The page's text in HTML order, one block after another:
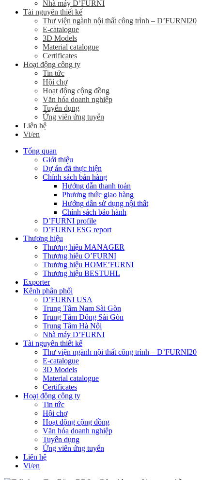
Nhà máy D’FURNI
Tài nguyên thiết kế
Thư viện ngành nội thất công trình – D’FURNI20
E-catalogue
3D Models
Material catalogue
Certificates
Hoạt động công ty
Tin tức
Hội chợ
Hoạt động cộng đồng
Văn hóa doanh nghiệp
Tuyển dụng
Ứng viên ứng tuyển
Liên hệ
Vi/en
Tổng quan
Giới thiệu
Dự án đã thực hiện
Chính sách bán hàng
Hướng dẫn thanh toán
Phương thức giao hàng
Hướng dẫn sử dụng nội thất
Chính sách bảo hành
D’FURNI profile
D’FURNI ESG report
Thương hiệu
Thương hiệu MANAGER
Thương hiệu O’FURNI
Thương hiệu HOME’FURNI
Thương hiệu BESTUHL
Exporter
Kênh phân phối
D’FURNI USA
Trung Tâm Nam Sài Gòn
Trung Tâm Đông Sài Gòn
Trung Tâm Hà Nội
Nhà máy D’FURNI
Tài nguyên thiết kế
Thư viện ngành nội thất công trình – D’FURNI20
E-catalogue
3D Models
Material catalogue
Certificates
Hoạt động công ty
Tin tức
Hội chợ
Hoạt động cộng đồng
Văn hóa doanh nghiệp
Tuyển dụng
Ứng viên ứng tuyển
Liên hệ
Vi/en